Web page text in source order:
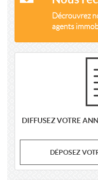
Décrouvrez
agents
DIFFUSEZ VOTRE
DÉPOSEZ